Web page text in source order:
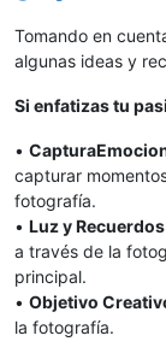
Tomando en
algunas ideas y
Si enfatizas tu
•
capturar
fotografía.
• Luz y Recuerdos
a través de la
principal.
• Objetivo
la fotografía.